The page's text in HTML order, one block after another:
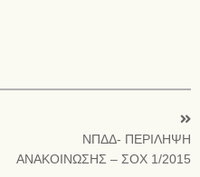
ΝΠΔΔ- ΠΕΡΙΛΗΨΗ
ΑΝΑΚΟΙΝΩΣΗΣ – ΣΟΧ 1/2015